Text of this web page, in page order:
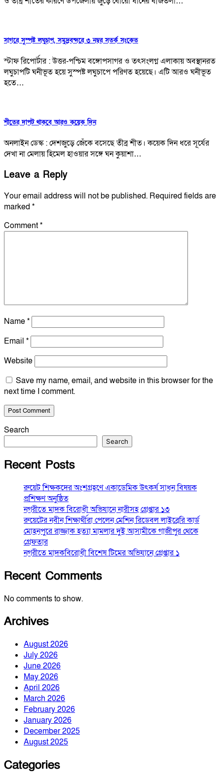
সাগরে সুস্পষ্ট লঘুচাপ, সমুদ্রবন্দরে ৩ নম্বর সতর্ক সংকেত
স্টাফ রিপোর্টার : উত্তর-পশ্চিম বঙ্গোপসাগর ও তৎসংলগ্ন এলাকায় অবস্থানরত
লঘুচাপটি ঘনীভূত হয়ে সুস্পষ্ট লঘুচাপে পরিণত হয়েছে। এটি আরও ঘনীভূত
হতে…
শীতের দাপট থাকবে আরও কয়েক দিন
অনলাইন ডেস্ক : দেশজুড়ে জেঁকে বসেছে তীব্র শীত। কয়েক দিন ধরে সূর্যের
দেখা না মেলায় হিমেল হাওয়ার সঙ্গে ঘন কুয়াশা…
Leave a Reply
Your email address will not be published. Required fields are
marked *
Comment*
Name*
Email *
Website
Save my name, email, and website in this browser for the
next time I comment.
Search
Search
Recent Posts
রুয়েট শিক্ষকদের অংশগ্রহণে একাডেমিক উৎকর্ষ সাধন বিষয়ক
প্রশিক্ষণ অনুষ্ঠিত
নগরীতে মাদক বিরোধী অভিযানে নারীসহ গ্রেপ্তার ১৩
রুয়েটের নবীন শিক্ষার্থীরা পেলেন মেশিন রিডেবল লাইব্রেরি কার্ড
মোহনপুরে রাজ্জাক হত্যা মামলার দুই আসামীকে গাজীপুর থেকে
গ্রেফতার
নগরীতে মাদকবিরোধী বিশেষ টিমের অভিযানে গ্রেপ্তার ১
Recent Comments
No comments to show.
Archives
August 2026
July 2026
June 2026
May 2026
April 2026
March 2026
February 2026
January 2026
December 2025
August 2025
Categories